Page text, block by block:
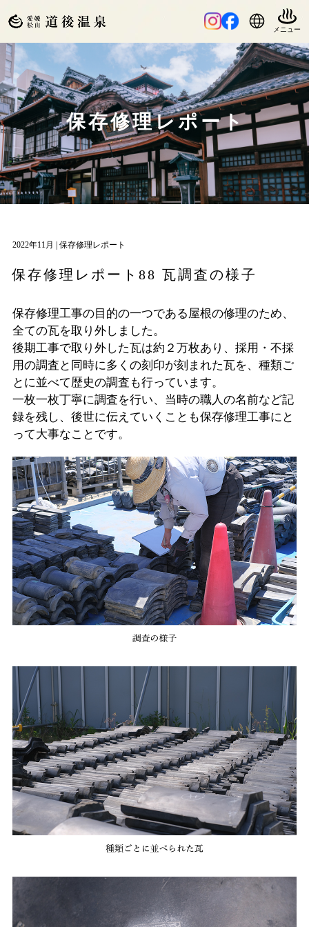
保存修理レポート
2022年11月 | 保存修理レポート
保存修理レポート88 瓦調査の様子
保存修理工事の目的の一つである屋根の修理のため、
全ての瓦を取り外しました。
後期工事で取り外した瓦は約２万枚あり、採用・不採
用の調査と同時に多くの刻印が刻まれた瓦を、種類ご
とに並べて歴史の調査も行っています。
一枚一枚丁寧に調査を行い、当時の職人の名前など記
録を残し、後世に伝えていくことも保存修理工事にと
って大事なことです。